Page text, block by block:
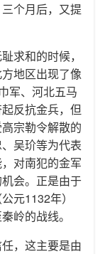
个月后，又提
求和的时候，
地区出现了像
军、河北五马
反抗金兵，但
宗勒令解散的
吴玠等为代表
对南犯的金军
会。正是由于
元1132年）
岭的战线。
，这主要是由